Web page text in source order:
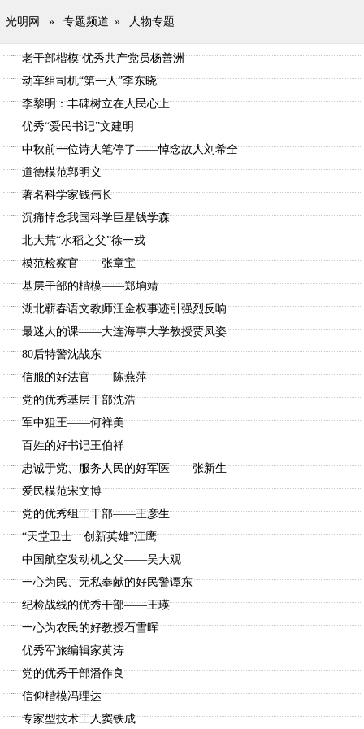
光明网 » 专题频道 » 人物专题
老干部楷模 优秀共产党员杨善洲
动车组司机“第一人”李东晓
李黎明：丰碑树立在人民心上
优秀“爱民书记”文建明
中秋前一位诗人笔停了——悼念故人刘希全
道德模范郭明义
著名科学家钱伟长
沉痛悼念我国科学巨星钱学森
北大荒“水稻之父”徐一戎
模范检察官——张章宝
基层干部的楷模——郑垧靖
湖北蕲春语文教师汪金权事迹引强烈反响
最迷人的课——大连海事大学教授贾凤姿
80后特警沈战东
信服的好法官——陈燕萍
党的优秀基层干部沈浩
军中狙王——何祥美
百姓的好书记王伯祥
忠诚于党、服务人民的好军医——张新生
爱民模范宋文博
党的优秀组工干部——王彦生
“天堂卫士 创新英雄”江鹰
中国航空发动机之父——吴大观
一心为民、无私奉献的好民警谭东
纪检战线的优秀干部——王瑛
一心为农民的好教授石雪晖
优秀军旅编辑家黄涛
党的优秀干部潘作良
信仰楷模冯理达
专家型技术工人窦铁成